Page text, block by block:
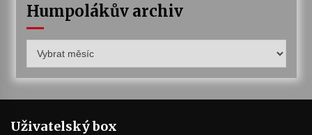
Humpolákův archiv
archiv
Uživatelský box